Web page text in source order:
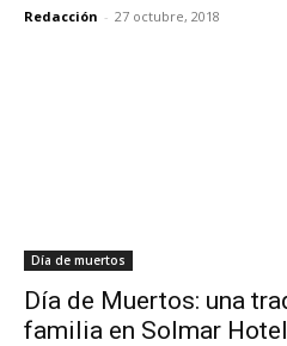
Redacción - 27 octubre, 2018
Día de muertos
Día de Muertos: una
familia en Solmar